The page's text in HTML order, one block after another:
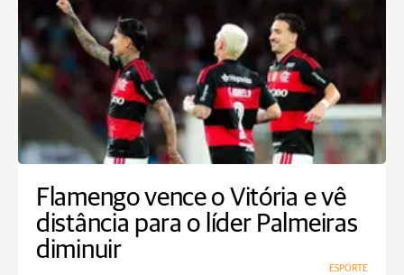
Flamengo vence o Vitória e vê
distância para o líder Palmeiras
diminuir
ESPORTE